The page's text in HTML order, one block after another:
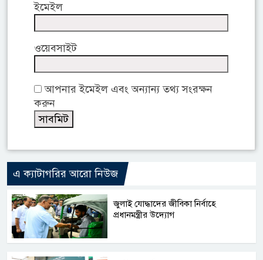
ইমেইল
ওয়েবসাইট
আপনার ইমেইল এবং অন্যান্য তথ্য সংরক্ষন
করুন
এ ক্যাটাগরির আরো নিউজ
জুলাই যোদ্ধাদের জীবিকা নির্বাহে
প্রধানমন্ত্রীর উদ্যোগ